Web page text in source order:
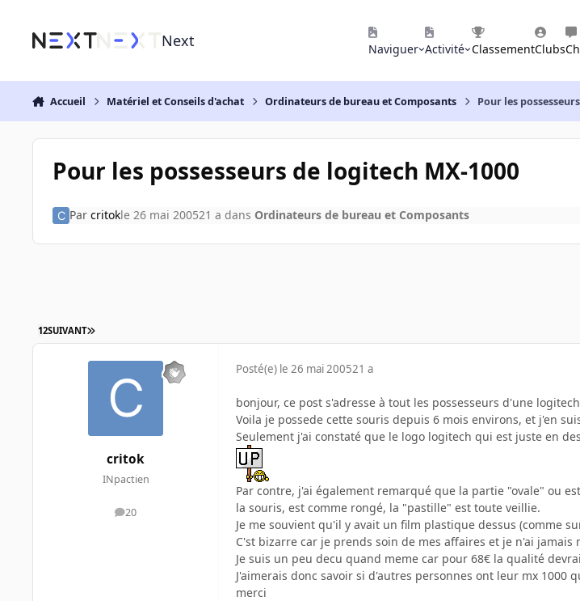
Next Naviguer Activité ClassementClubs
Accueil Matériel et Conseils d'achat Ordinateurs de bureau et Composants Pour les
Pour les possesseurs de logitech MX-1000
Par critokle 26 mai 200521 a dans Ordinateurs de bureau et Composants
12SUIVANT
critok
INpactien
20
messages
Posté(e) le 26 mai 200521 a
bonjour, ce post s'adresse à tout les possesseurs d'une
Voila je possede cette souris depuis 6 mois environs, et j'en
Seulement j'ai constaté que le logo logitech qui est juste en
Par contre, j'ai également remarqué que la partie "ovale" ou
la souris, est comme rongé, la "pastille" est toute veillie.
Je me souvient qu'il y avait un film plastique dessus (comme
C'st bizarre car je prends soin de mes affaires et je n'ai
Je suis un peu decu quand meme car pour 68€ la qualité
J'aimerais donc savoir si d'autres personnes ont leur mx 1000
merci